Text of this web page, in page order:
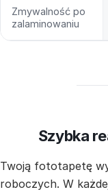
Zmywalność po
zalaminowaniu
Szybka
Twoją fototapetę
roboczych. W